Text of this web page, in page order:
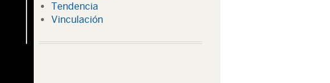
Tendencia
Vinculación